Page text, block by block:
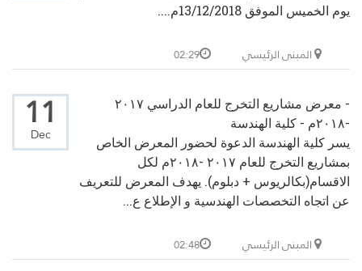
يوم الخميس الموفق 13/12/2018م....
المبنى الرئيسي 02:29
11
Dec
- معرض مشاريع التخرج للعام الدراسي ٢٠١٧
-٢٠١٨م - كلية الهندسة
يسر كلية الهندسة الدعوة لحضور المعرض الخاص
بمشاريع التخرج للعام ٢٠١٧ -٢٠١٨م لكل
الاقسام(بكالريوس + دبلوم). يهدف المعرض للتعريف
عن اتجاه التخصصات الهندسية و الإطلاع ع...
المبنى الرئيسي 02:48